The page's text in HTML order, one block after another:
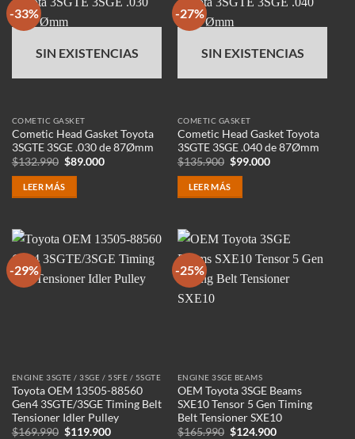
-33%
SIN EXISTENCIAS
COMETIC GASKET
Cometic Head Gasket Toyota
3SGTE 3SGE .030 de 87Ømm
$132.990 El
original
era:
$132.990.
$89.000El
LEER MÁS
-27%
SIN EXISTENCIAS
COMETIC GASKET
Cometic Head Gasket Toyota
3SGTE 3SGE .040 de 87Ømm
$135.900 El
original
era:
$135.900.
$99.000El
LEER MÁS
-29%
ENGINE 3SGTE / 3SGE / 5SFE / 5SGTE
Toyota OEM 13505-88560
Gen4 3SGTE/3SGE Timing Belt
Tensioner Idler Pulley
$169.990 El
$119.900El
-25%
ENGINE 3SGE BEAMS
OEM Toyota 3SGE Beams
SXE10 Tensor 5 Gen Timing
Belt Tensioner SXE10
$165.990 El
$124.900El